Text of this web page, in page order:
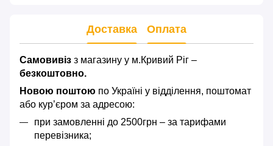
Доставка Оплата
Самовивіз з магазину у м.Кривий Ріг –
безкоштовно.
Новою поштою по Україні у відділення, поштомат
або кур’єром за адресою:
при замовленні до 2500грн – за тарифами
перевізника;